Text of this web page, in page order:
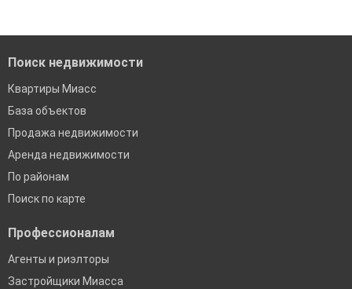
Поиск недвижимости
Квартиры Миасс
База объектов
Продажа недвижимости
Аренда недвижимости
По районам
Поиск по карте
Профессионалам
Агенты и риэлторы
Застройщики Миасса